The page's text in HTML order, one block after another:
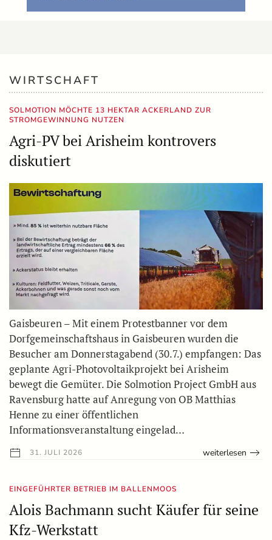
WIRTSCHAFT
SOLMOTION MÖCHTE 13 HEKTAR ACKERLAND ZUR
STROMGEWINNUNG NUTZEN
Agri-PV bei Arisheim kontrovers
diskutiert
Gaisbeuren – Mit einem Protestbanner vor dem
Dorfgemeinschaftshaus in Gaisbeuren wurden die
Besucher am Donnerstagabend (30.7.) empfangen: Das
geplante Agri-Photovoltaikprojekt bei Arisheim
bewegt die Gemüter. Die Solmotion Project GmbH aus
Ravensburg hatte auf Anregung von OB Matthias
Henne zu einer öffentlichen
Informationsveranstaltung eingelad…
31. JULI 2026 weiterlesen
EINGEFÜHRTER BETRIEB IM BALLENMOOS
Alois Bachmann sucht Käufer für seine
Kfz-Werkstatt